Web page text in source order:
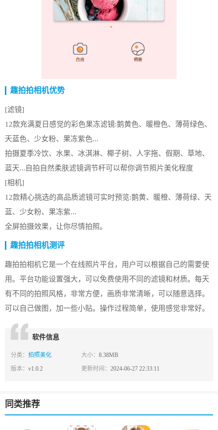
趣拍拍相机优势
[滤镜]
12款充满夏日感觉的彩色果冻滤镜:鹅黄色、暖橙色、薄荷绿色、
天蓝色、少女粉、果冻紫色...
拍摄夏季冷饮、水果、冰淇淋、椰子树、人字拖、假期、草地、
蓝天...自拍自然柔肤滤镜调节杆可以帮你调节照片美化程度
[相机]
12款精心挑选的高品质滤镜可实时预览:鹅黄、暖橙、薄荷绿、天
蓝、少女粉、果冻紫...
全屏拍摄效果，让你尽情拍照。
趣拍拍相机测评
趣拍拍相机它是一个在线照片平台，用户可以根据自己的需要使
用。平台功能设置强大，可以免费使用不同的滤镜和材质。每天
有不同的拍照风格，非常方便，画质非常清晰，可以随意选择。
可以自己做图，加一些小贴。操作过程简单，使用感觉非常好。
软件信息
分类： 拍照美化 大小：8.38MB
版本： v1.0.2 更新时间：2024-06-27 22:33:11
同类推荐